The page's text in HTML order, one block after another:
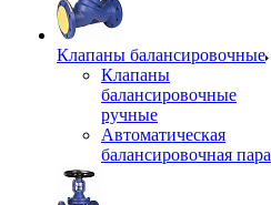
Клапаны балансировочные
Клапаны
балансировочные
ручные
Автоматическая
балансировочная пара